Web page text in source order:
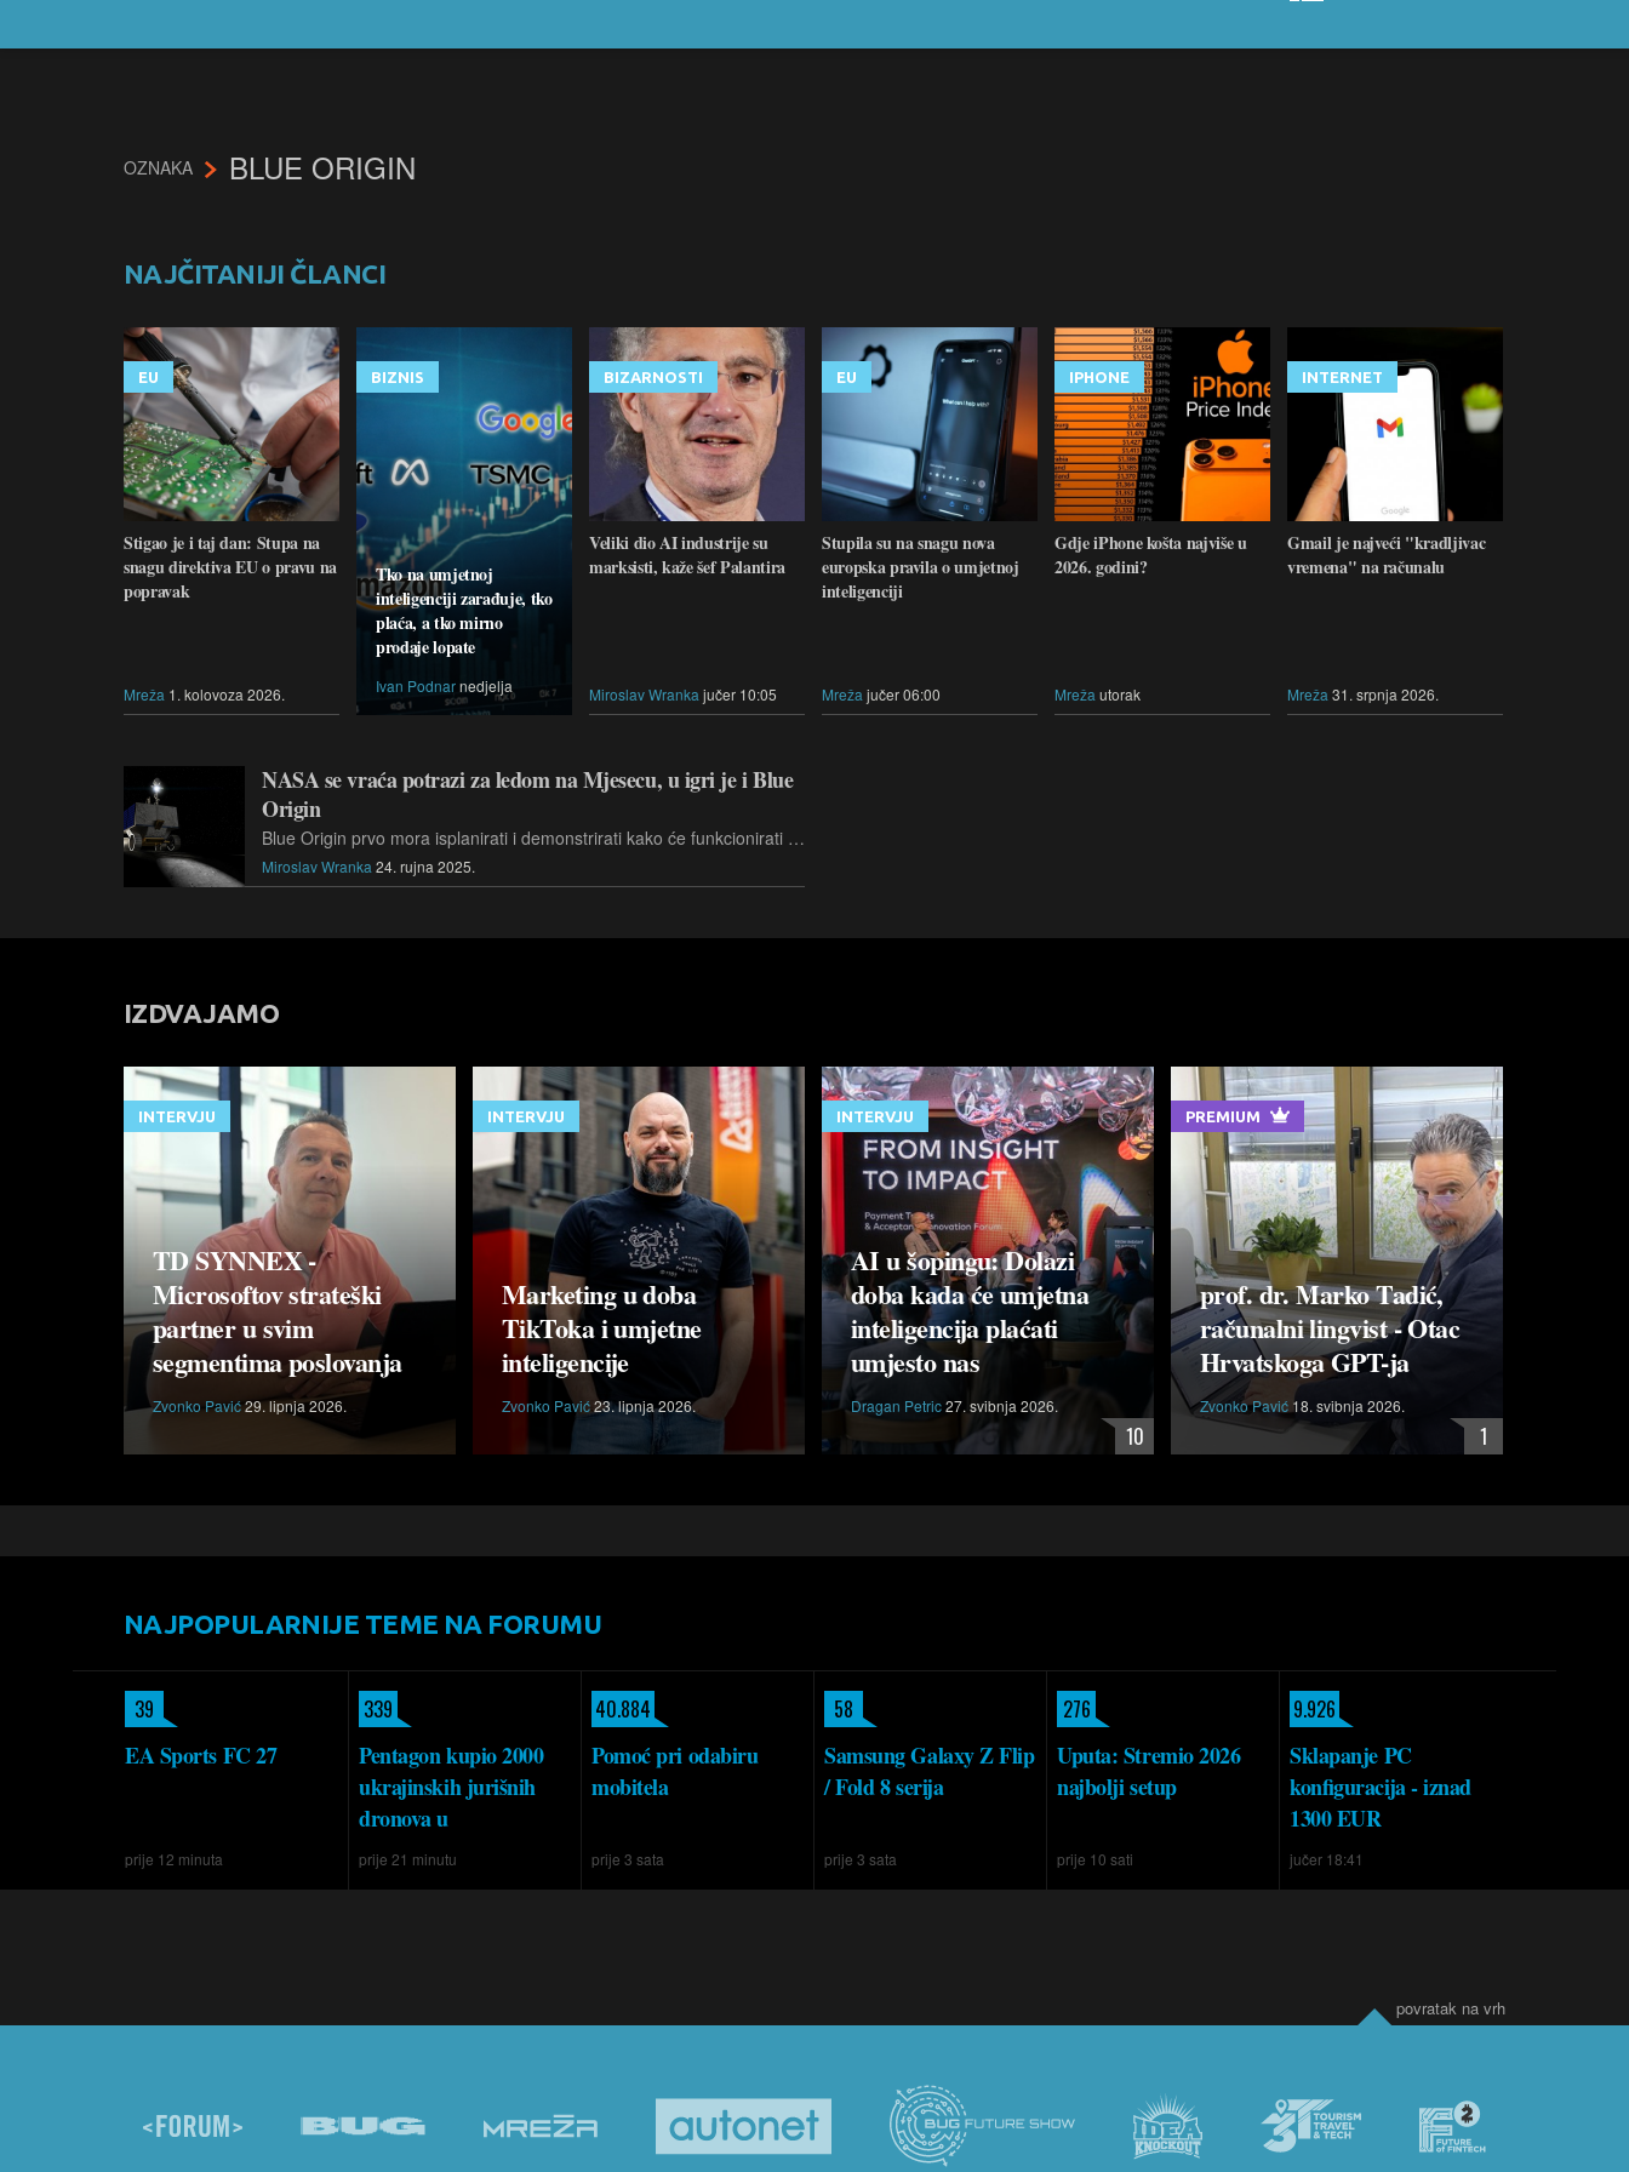
OZNAKA BLUE ORIGIN
NAJČITANIJI ČLANCI
EU
Stigao je i taj dan: Stupa na
snagu direktiva EU o pravu na
popravak
Mreža 1. kolovoza 2026.
BIZNIS
Tko na umjetnoj
inteligenciji zarađuje, tko
plaća, a tko mirno
prodaje lopate
Ivan Podnarnedjelja
BIZARNOSTI
Veliki dio AI industrije su
marksisti, kaže šef Palantira
Miroslav Wranka jučer 10:05
EU
Stupila su na snagu nova
europska pravila o umjetnoj
inteligenciji
Mreža jučer 06:00
IPHONE
Gdje iPhone košta najviše u
2026. godini?
Mreža utorak
INTERNET
Gmail je najveći "kradljivac
vremena" na računalu
Mreža 31. srpnja 2026.
NASA se vraća potrazi za ledom na Mjesecu, u igri je i Blue
Origin
Blue Origin prvo mora isplanirati i demonstrirati kako će funkcionirati dostava na površini Mjeseca. Ako sve prođe kako treba, VIPER će prevoziti njihov lander Blue Moon Mark 1.
Miroslav Wranka 24. rujna 2025.
IZDVAJAMO
INTERVJU
TD SYNNEX -
Microsoftov strateški
partner u svim
segmentima poslovanja
Zvonko Pavić29. lipnja 2026.
INTERVJU
Marketing u doba
TikToka i umjetne
inteligencije
Zvonko Pavić23. lipnja 2026.
INTERVJU
AI u šopingu: Dolazi
doba kada će umjetna
inteligencija plaćati
umjesto nas
Dragan Petric27. svibnja 2026.
10
PREMIUM
prof. dr. Marko Tadić,
računalni lingvist - Otac
Hrvatskoga GPT-ja
Zvonko Pavić 18. svibnja 2026.
1
NAJPOPULARNIJE TEME NA FORUMU
EA Sports FC 27
prije 12 minuta
39
Pentagon kupio 2000
ukrajinskih jurišnih
dronova u
prije 21 minutu
339
Pomoć pri odabiru
mobitela
prije 3 sata
40.884
Samsung Galaxy Z Flip
/ Fold 8 serija
prije 3 sata
58
Uputa: Stremio 2026
najbolji setup
prije 10 sati
276
Sklapanje PC
konfiguracija - iznad
1300 EUR
jučer 18:41
9.926
povratak na vrh